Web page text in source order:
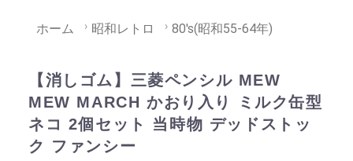
ホーム 昭和レトロ 80's(昭和55-64年)
【消しゴム】三菱ペンシル MEW
MEW MARCH かおり入り ミルク缶型
ネコ 2個セット 当時物 デッドストッ
ク ファンシー